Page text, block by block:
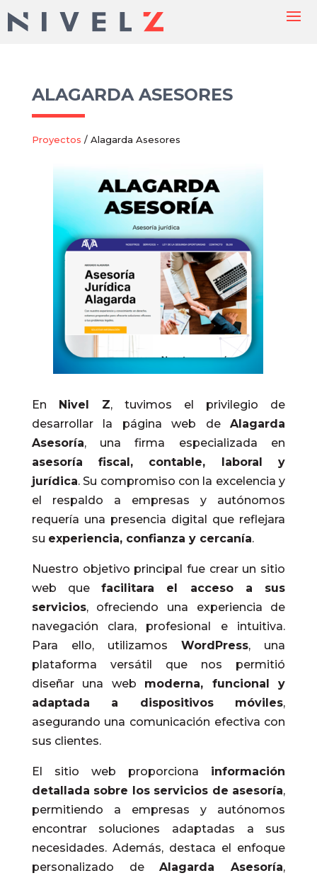
ALAGARDA ASESORES
Proyectos / Alagarda Asesores
En Nivel Z, tuvimos el privilegio de
desarrollar la página web deAlagarda
Asesoría, una firma especializada en
asesoría fiscal, contable, laboral y
jurídica. Su compromiso con la excelencia y
el respaldo a empresas y autónomos
requería una presencia digital que reflejara
su experiencia, confianza y cercanía.
Nuestro objetivo principal fue crear un sitio
web quefacilitara el acceso a sus
servicios, ofreciendo una experiencia de
navegación clara, profesional e intuitiva.
Para ello, utilizamosWordPress, una
plataforma versátil que nos permitió
diseñar una web moderna, funcional y
adaptada a dispositivos móviles,
asegurando una comunicación efectiva con
sus clientes.
El sitio web proporciona información
detallada sobre los servicios de asesoría,
permitiendo a empresas y autónomos
encontrar soluciones adaptadas a sus
necesidades. Además, destaca el enfoque
personalizado deAlagarda Asesoría,